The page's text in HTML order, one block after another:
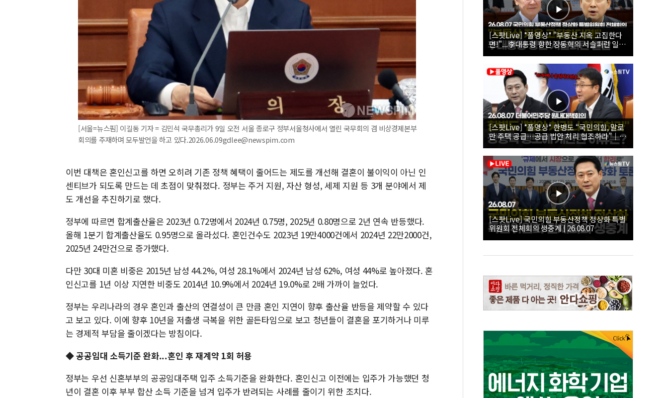
[서울=뉴스핌] 이길동 기자 = 김민석 국무총리가 9일 오전 서울 종로구 정부서울청사에서 열린 국무회의 겸 비상경제본부
회의를 주재하며 모두발언을 하고 있다.2026.06.09gdlee@newspim.com
이번 대책은 혼인신고를 하면 오히려 기존 정책 혜택이 줄어드는 제도를 개선해 결혼이 불이익이 아닌 인
센티브가 되도록 만드는 데 초점이 맞춰졌다. 정부는 주거 지원, 자산 형성, 세제 지원 등 3개 분야에서 제
도 개선을 추진하기로 했다.
정부에 따르면 합계출산율은 2023년 0.72명에서 2024년 0.75명, 2025년 0.80명으로 2년 연속 반등했다.
올해 1분기 합계출산율도 0.95명으로 올라섰다. 혼인건수도 2023년 19만4000건에서 2024년 22만2000건,
2025년 24만건으로 증가했다.
다만 30대 미혼 비중은 2015년 남성 44.2%, 여성 28.1%에서 2024년 남성 62%, 여성 44%로 높아졌다. 혼
인신고를 1년 이상 지연한 비중도 2014년 10.9%에서 2024년 19.0%로 2배 가까이 늘었다.
정부는 우리나라의 경우 혼인과 출산의 연결성이 큰 만큼 혼인 지연이 향후 출산율 반등을 제약할 수 있다
고 보고 있다. 이에 향후 10년을 저출생 극복을 위한 골든타임으로 보고 청년들이 결혼을 포기하거나 미루
는 경제적 부담을 줄이겠다는 방침이다.
◆ 공공임대 소득기준 완화...혼인 후 재계약 1회 허용
정부는 우선 신혼부부의 공공임대주택 입주 소득기준을 완화한다. 혼인신고 이전에는 입주가 가능했던 청
년이 결혼 이후 부부 합산 소득 기준을 넘겨 입주가 반려되는 사례를 줄이기 위한 조치다.
[스팟Live] *풀영상* "부동산 지옥 고집한다
면!"...李대통령 향한 장동혁의 서슬퍼런 일갈
| 26.08.07 국민의힘 부동산정책 정상화 특별
위원회 전체회의
[스팟Live] *풀영상* 한병도 “국민의힘, 말로
만 주택 공급…공급 법안 처리 협조하라”｜
26.08.07 더불어민주당 원내대책회의
[스팟Live] 국민의힘 부동산정책 정상화 특별
위원회 전체회의 생중계 | 26.08.07